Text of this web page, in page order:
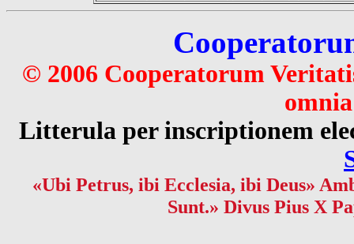
© 2006 Cooperatorum
Litterula per inscriptionem
«Ubi Petrus, ibi Ecclesia, ibi Deus»
Sunt.» Divus Pius X